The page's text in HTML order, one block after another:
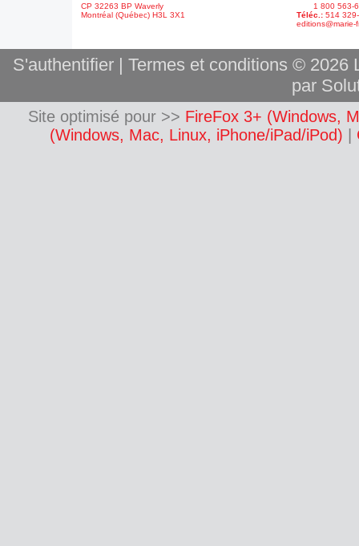
CP 32263 BP Waverly
Montréal (Québec) H3L 3X1
1 800 563-
Téléc.: 514
editions@marie-
S'authentifier| Termes et conditions © 2026
par
Site optimisé pour >> FireFox 3+ (Windows,
(Windows, Mac, Linux, iPhone/iPad/iPod)